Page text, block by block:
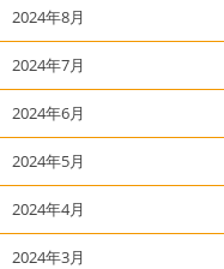
2024年8月
2024年7月
2024年6月
2024年5月
2024年4月
2024年3月